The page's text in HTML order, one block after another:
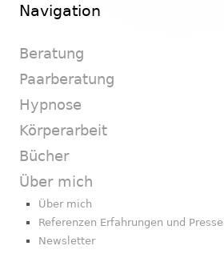
Navigation
Beratung
Paarberatung
Hypnose
Körperarbeit
Bücher
Über mich
Über mich
Referenzen Erfahrungen und Presse
Newsletter